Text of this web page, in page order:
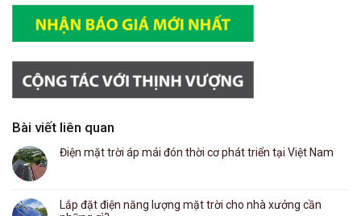
Bài viết liên quan
Điện mặt trời áp mái đón thời cơ phát triển tại Việt Nam
Lắp đặt điện năng lượng mặt trời cho nhà xưởng cần